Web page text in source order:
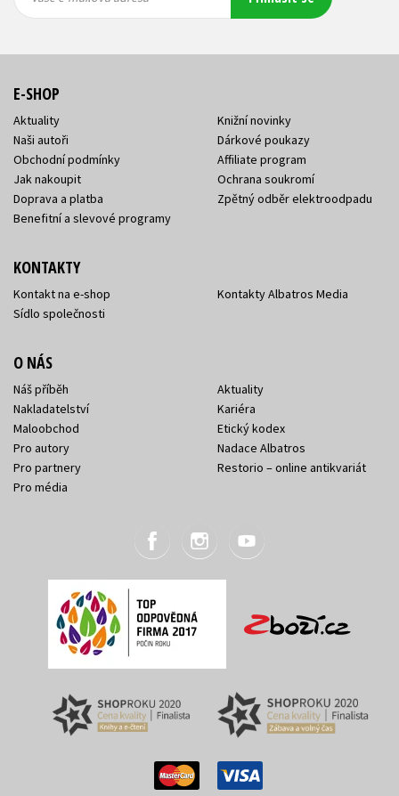
E-SHOP
Aktuality
Naši autoři
Obchodní podmínky
Jak nakoupit
Doprava a platba
Benefitní a slevové programy
Knižní novinky
Dárkové poukazy
Affiliate program
Ochrana soukromí
Zpětný odběr elektroodpadu
KONTAKTY
Kontakt na e-shop
Sídlo společnosti
Kontakty Albatros Media
O NÁS
Náš příběh
Nakladatelství
Maloobchod
Pro autory
Pro partnery
Pro média
Aktuality
Kariéra
Etický kodex
Nadace Albatros
Restorio – online antikvariát